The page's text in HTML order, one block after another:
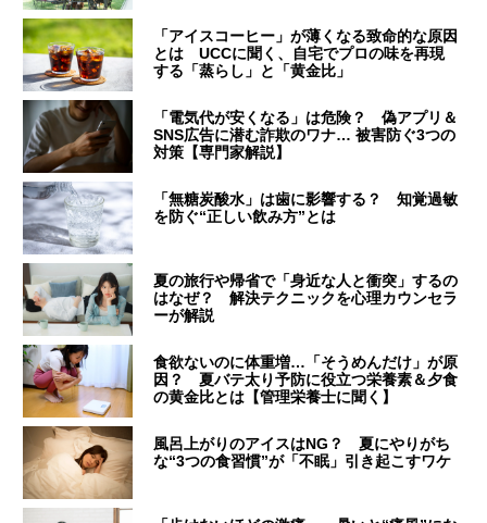
「アイスコーヒー」が薄くなる致命的な原因
とは UCCに聞く、自宅でプロの味を再現
する「蒸らし」と「黄金比」
「電気代が安くなる」は危険？ 偽アプリ＆
SNS広告に潜む詐欺のワナ… 被害防ぐ3つの
対策【専門家解説】
「無糖炭酸水」は歯に影響する？ 知覚過敏
を防ぐ“正しい飲み方”とは
夏の旅行や帰省で「身近な人と衝突」するの
はなぜ？ 解決テクニックを心理カウンセラ
ーが解説
食欲ないのに体重増…「そうめんだけ」が原
因？ 夏バテ太り予防に役立つ栄養素＆夕食
の黄金比とは【管理栄養士に聞く】
風呂上がりのアイスはNG？ 夏にやりがち
な“3つの食習慣”が「不眠」引き起こすワケ